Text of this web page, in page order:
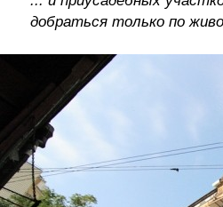
добраться только по